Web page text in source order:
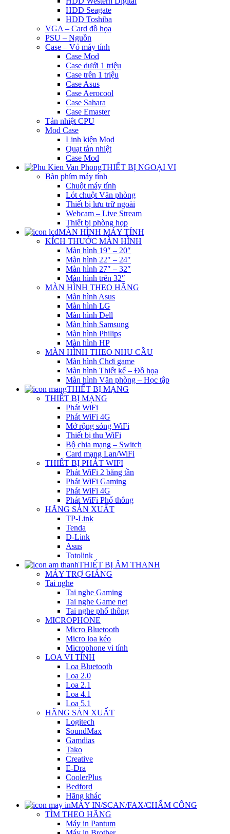
HDD Seagate
HDD Toshiba
VGA – Card đồ họa
PSU – Nguồn
Case – Vỏ máy tính
Case Mod
Case dưới 1 triệu
Case trên 1 triệu
Case Asus
Case Aerocool
Case Sahara
Case Emaster
Tản nhiệt CPU
Mod Case
Linh kiện Mod
Quạt tản nhiệt
Case Mod
THIẾT BỊ NGOẠI VI
Bàn phím máy tính
Chuột máy tính
Lót chuột Văn phòng
Thiết bị lưu trữ ngoài
Webcam – Live Stream
Thiết bị phòng họp
MÀN HÌNH MÁY TÍNH
KÍCH THƯỚC MÀN HÌNH
Màn hình 19″ – 20″
Màn hình 22″ – 24″
Màn hình 27″ – 32″
Màn hình trên 32″
MÀN HÌNH THEO HÃNG
Màn hình Asus
Màn hình LG
Màn hình Dell
Màn hình Samsung
Màn hình Philips
Màn hình HP
MÀN HÌNH THEO NHU CẦU
Màn hình Chơi game
Màn hình Thiết kế – Đồ họa
Màn hình Văn phòng – Học tập
THIẾT BỊ MẠNG
THIẾT BỊ MẠNG
Phát WiFi
Phát WiFi 4G
Mở rộng sóng WiFi
Thiết bị thu WiFi
Bộ chia mạng – Switch
Card mạng Lan/WiFi
THIẾT BỊ PHÁT WIFI
Phát WiFi 2 băng tần
Phát WiFi Gaming
Phát WiFi 4G
Phát WiFi Phổ thông
HÃNG SẢN XUẤT
TP-Link
Tenda
D-Link
Asus
Totolink
THIẾT BỊ ÂM THANH
MÁY TRỢ GIẢNG
Tai nghe
Tai nghe Gaming
Tai nghe Game net
Tai nghe phổ thông
MICROPHONE
Micro Bluetooth
Micro loa kéo
Microphone vi tính
LOA VI TÍNH
Loa Bluetooth
Loa 2.0
Loa 2.1
Loa 4.1
Loa 5.1
HÃNG SẢN XUẤT
Logitech
SoundMax
Gamdias
Tako
Creative
E-Dra
CoolerPlus
Bedford
Hãng khác
MÁY IN/SCAN/FAX/CHẤM CÔNG
TÌM THEO HÃNG
Máy in Pantum